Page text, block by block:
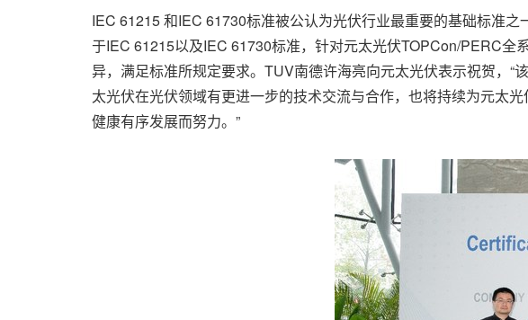
IEC 61215和IEC 61730标准被公认为光伏行业最重要的基础标准之
于IEC 61215以及IEC 61730标准，针对元太光伏TOPCon/PERC全
异，满足标准所规定要求。 TUV南德许海亮向元太光伏表示祝贺，“
太光伏在光伏领域有更进一步的技术交流与合作，也将持续为元太
健康有序发展而努力。 ”